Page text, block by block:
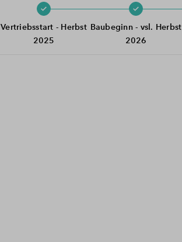
Vertriebsstart - Herbst
2025
Baubeginn - vsl. Herbst
2026